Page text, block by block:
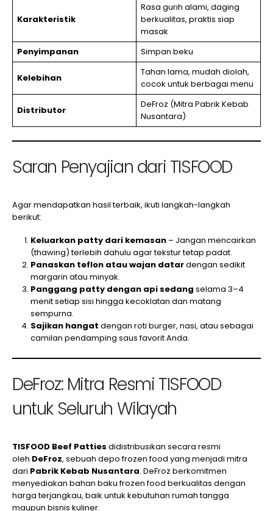
Karakteristik
Rasa gurih alami, daging
berkualitas, praktis siap
masak
Penyimpanan
Simpan beku
Kelebihan
Tahan lama, mudah diolah,
cocok untuk berbagai menu
Distributor
DeFroz (Mitra Pabrik Kebab
Nusantara)
Saran Penyajian dari TISFOOD
Agar mendapatkan hasil terbaik, ikuti langkah-langkah
berikut:
Keluarkan patty dari kemasan– Jangan mencairkan
(thawing) terlebih dahulu agar tekstur tetap padat.
Panaskan teflon atau wajan datardengan sedikit
margarin atau minyak.
Panggang patty dengan api sedang selama 3–4
menit setiap sisi hingga kecoklatan dan matang
sempurna.
Sajikan hangat dengan roti burger, nasi, atau sebagai
camilan pendamping saus favorit Anda.
DeFroz: Mitra Resmi TISFOOD
untuk Seluruh Wilayah
TISFOOD Beef Patties didistribusikan secara resmi
oleh DeFroz, sebuah depo frozen food yang menjadi mitra
dari Pabrik Kebab Nusantara. DeFroz berkomitmen
menyediakan bahan baku frozen food berkualitas dengan
harga terjangkau, baik untuk kebutuhan rumah tangga
maupun bisnis kuliner.